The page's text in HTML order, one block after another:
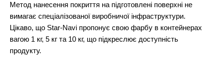
Метод нанесення покриття на підготовлені поверхні не
вимагає спеціалізованої виробничої інфраструктури.
Цікаво, що Star-Navi пропонує свою фарбу в контейнерах
вагою 1 кг, 5 кг та 10 кг, що підкреслює доступність
продукту.